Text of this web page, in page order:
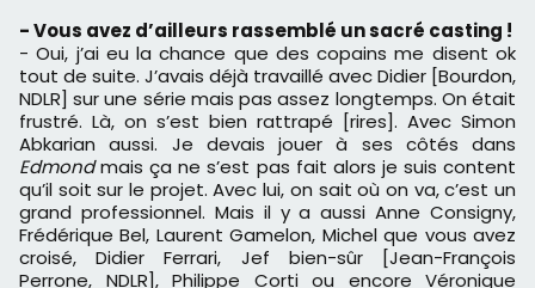
- Vous avez d’ailleurs rassemblé un sacré casting !
- Oui, j’ai eu la chance que des copains me disent ok
tout de suite. J’avais déjà travaillé avec Didier [Bourdon,
NDLR] sur une série mais pas assez longtemps. On était
frustré. Là, on s’est bien rattrapé [rires]. Avec Simon
Abkarian aussi. Je devais jouer à ses côtés dans
Edmondmais ça ne s’est pas fait alors je suis content
qu’il soit sur le projet. Avec lui, on sait où on va, c’est un
grand professionnel. Mais il y a aussi Anne Consigny,
Frédérique Bel, Laurent Gamelon, Michel que vous avez
croisé, Didier Ferrari, Jef bien-sûr [Jean-François
Perrone, NDLR], Philippe Corti ou encore Véronique